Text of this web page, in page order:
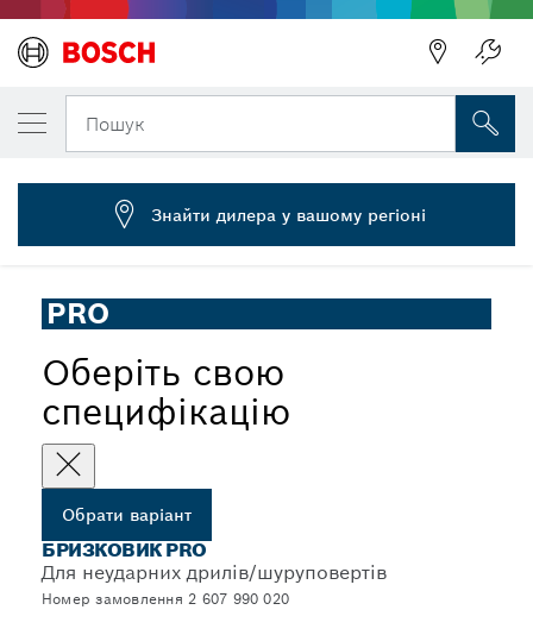
Пошук
... Бризковик PRO
PRO
Оберіть свою
специфікацію
Обрати варіант
БРИЗКОВИК PRO
Для неударних дрилів/шуруповертів
Номер замовлення 2 607 990 020
ОБРАНИЙ ВАРІАНТ
Бризковик PRO, універсальний
2 607 990 020
Знайти дилера у вашому регіоні